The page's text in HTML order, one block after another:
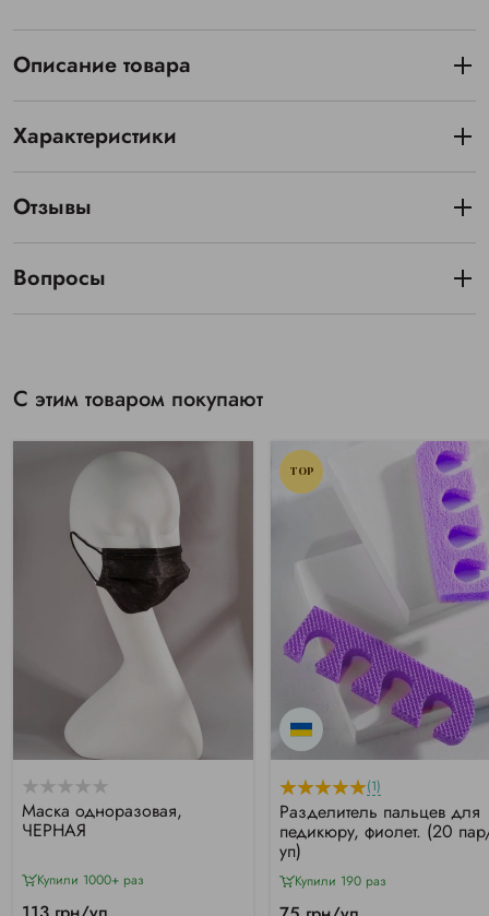
Описание товара
Характеристики
Отзывы
Вопросы
С этим товаром покупают
Маска одноразовая,
ЧЕРНАЯ
Купили 1000+ раз
TOP
(1)
Разделитель пальцев для
педикюру, фиолет. (20
уп)
Купили 190 раз